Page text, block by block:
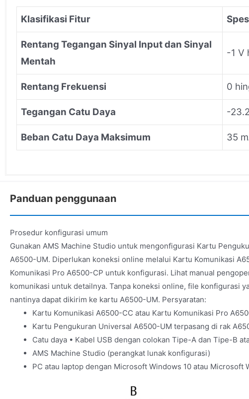
Klasifikasi Fitur
Rentang Tegangan Sinyal Input dan Sinyal
Mentah
-1 V
Rentang Frekuensi 0
Tegangan Catu Daya -
Beban Catu Daya Maksimum 35
Panduan penggunaan
Prosedur konfigurasi umum
Gunakan AMS Machine Studio untuk mengonfigurasi Kartu
A6500-UM. Diperlukan koneksi online melalui Kartu Komunikasi
Komunikasi Pro A6500-CP untuk konfigurasi. Lihat manual
komunikasi untuk detailnya. Tanpa koneksi online, file konfigurasi
nantinya dapat dikirim ke kartu A6500-UM. Persyaratan:
Kartu Komunikasi A6500-CC atau Kartu Komunikasi Pro
Kartu Pengukuran Universal A6500-UM terpasang di rak
Catu daya • Kabel USB dengan colokan Tipe-A dan Tipe-B
AMS Machine Studio (perangkat lunak konfigurasi)
PC atau laptop dengan Microsoft Windows 10 atau Microsoft